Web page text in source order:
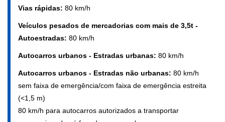
Vias rápidas: 80 km/h
Veículos pesados de mercadorias com mais de 3,5t -
Autoestradas: 80 km/h
Autocarros urbanos - Estradas urbanas: 80 km/h
Autocarros urbanos - Estradas não urbanas: 80 km/h
sem faixa de emergência/com faixa de emergência estreita
(<1,5 m)
80 km/h para autocarros autorizados a transportar